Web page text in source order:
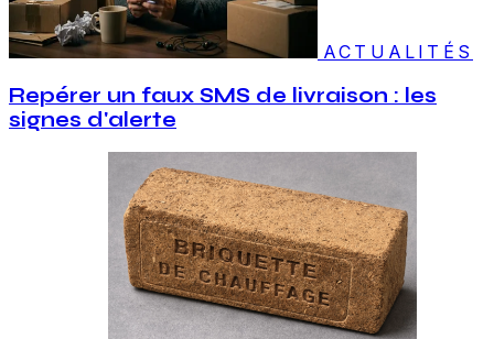
ACTUALITÉS
Repérer un faux SMS de livraison : les
signes d'alerte